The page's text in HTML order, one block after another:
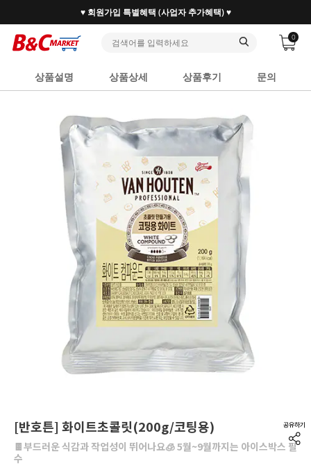
30만 홈베이커 1.2만 사업자가 즐겨찾는 마켓리더
0
상품설명 상품상세 상품후기 문의
[반호튼] 화이트초콜릿(200g/코팅용)
🍫부드러운 식감과 작업성이 뛰어나요🧊 5월~9월까지는 아이스박스 필
수